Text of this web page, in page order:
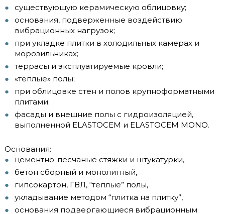
существующую керамическую облицовку;
основания, подверженные воздействию
вибрационных нагрузок;
при укладке плитки в холодильных камерах и
морозильниках;
террасы и эксплуатируемые кровли;
«теплые» полы;
при облицовке стен и полов крупноформатными
плитами;
фасады и внешние полы с гидроизоляцией,
выполненной ELASTOCEM и ELASTOCEM MONO.
Основания:
цементно-песчаные стяжки и штукатурки,
бетон сборный и монолитный,
гипсокартон, ГВЛ, “теплые” полы,
укладывание методом “плитка на плитку”,
основания подвергающиеся вибрационным